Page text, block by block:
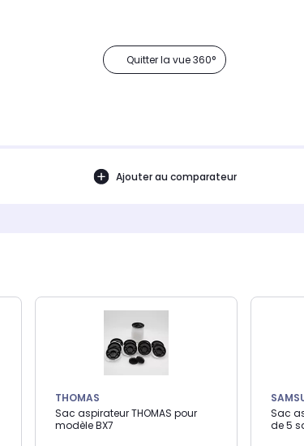
Quitter la vue 360°
Ajouter au comparateur
THOMAS
Sac aspirateur THOMAS pour
modèle BX7
Sac
de 5